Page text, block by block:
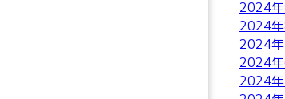
2024
2024
2024
2024
2024